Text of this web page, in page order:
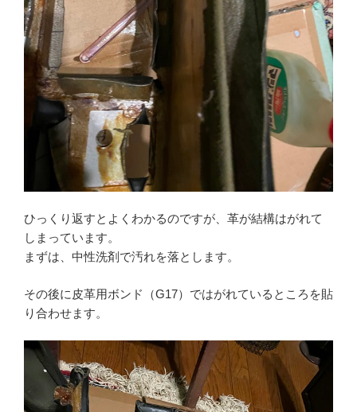
ひっくり返すとよくわかるのですが、革が結構はがれて
しまっています。
まずは、中性洗剤で汚れを落とします。
その後に皮革用ボンド（G17）ではがれているところを貼
り合わせます。